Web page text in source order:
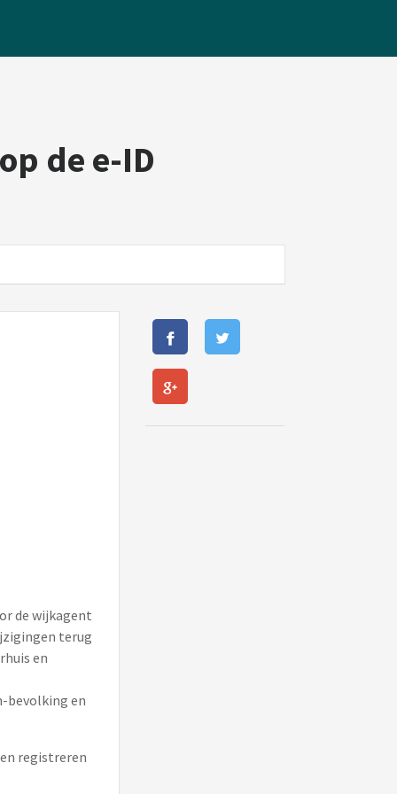
de e-ID
de wijkagent
terug
en
bevolking en
registreren